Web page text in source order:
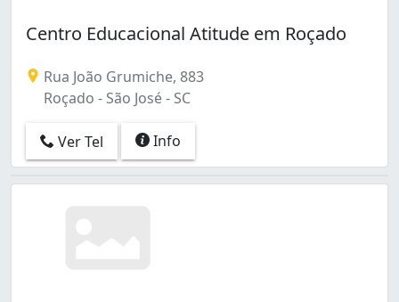
Centro Educacional Atitude em Roçado
Rua João Grumiche, 883
Roçado - São José - SC
Ver Tel Info